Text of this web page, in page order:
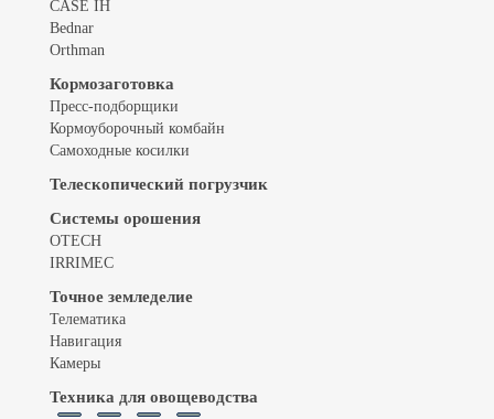
CASE IH
Bednar
Orthman
Кормозаготовка
Пресс-подборщики
Кормоуборочный комбайн
Самоходные косилки
Телескопический погрузчик
Системы орошения
OTECH
IRRIMEC
Точное земледелие
Телематика
Навигация
Камеры
Техника для овощеводства